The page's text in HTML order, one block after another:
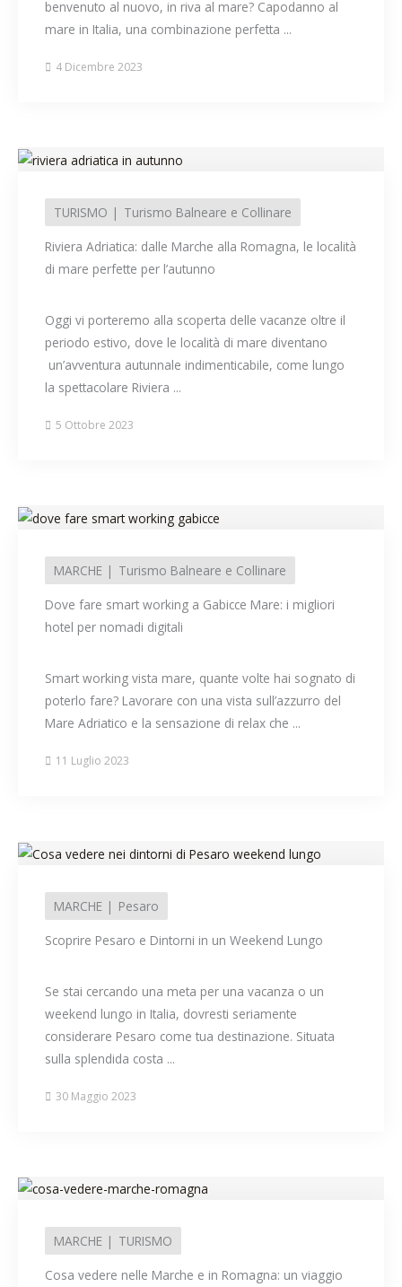
benvenuto al nuovo, in riva al mare? Capodanno al
mare in Italia, una combinazione perfetta ...
4 Dicembre 2023
TURISMO
Turismo Balneare e Collinare
Riviera Adriatica: dalle Marche alla Romagna, le località
di mare perfette per l’autunno
Oggi vi porteremo alla scoperta delle vacanze oltre il
periodo estivo, dove le località di mare diventano
un’avventura autunnale indimenticabile, come lungo
la spettacolare Riviera ...
5 Ottobre 2023
MARCHE
Turismo Balneare e Collinare
Dove fare smart working a Gabicce Mare: i migliori
hotel per nomadi digitali
Smart working vista mare, quante volte hai sognato di
poterlo fare? Lavorare con una vista sull’azzurro del
Mare Adriatico e la sensazione di relax che ...
11 Luglio 2023
MARCHE
Pesaro
Scoprire Pesaro e Dintorni in un Weekend Lungo
Se stai cercando una meta per una vacanza o un
weekend lungo in Italia, dovresti seriamente
considerare Pesaro come tua destinazione. Situata
sulla splendida costa ...
30 Maggio 2023
MARCHE
TURISMO
Cosa vedere nelle Marche e in Romagna: un viaggio